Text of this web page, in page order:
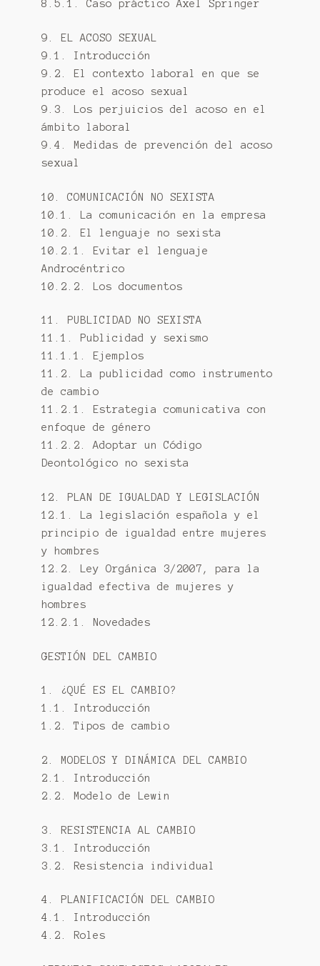
8.5.1. Caso práctico Axel Springer
9. EL ACOSO SEXUAL
9.1. Introducción
9.2. El contexto laboral en que se
produce el acoso sexual
9.3. Los perjuicios del acoso en el
ámbito laboral
9.4. Medidas de prevención del acoso
sexual
10. COMUNICACIÓN NO SEXISTA
10.1. La comunicación en la empresa
10.2. El lenguaje no sexista
10.2.1. Evitar el lenguaje
Androcéntrico
10.2.2. Los documentos
11. PUBLICIDAD NO SEXISTA
11.1. Publicidad y sexismo
11.1.1. Ejemplos
11.2. La publicidad como instrumento
de cambio
11.2.1. Estrategia comunicativa con
enfoque de género
11.2.2. Adoptar un Código
Deontológico no sexista
12. PLAN DE IGUALDAD Y LEGISLACIÓN
12.1. La legislación española y el
principio de igualdad entre mujeres
y hombres
12.2. Ley Orgánica 3/2007, para la
igualdad efectiva de mujeres y
hombres
12.2.1. Novedades
GESTIÓN DEL CAMBIO
1. ¿QUÉ ES EL CAMBIO?
1.1. Introducción
1.2. Tipos de cambio
2. MODELOS Y DINÁMICA DEL CAMBIO
2.1. Introducción
2.2. Modelo de Lewin
3. RESISTENCIA AL CAMBIO
3.1. Introducción
3.2. Resistencia individual
4. PLANIFICACIÓN DEL CAMBIO
4.1. Introducción
4.2. Roles